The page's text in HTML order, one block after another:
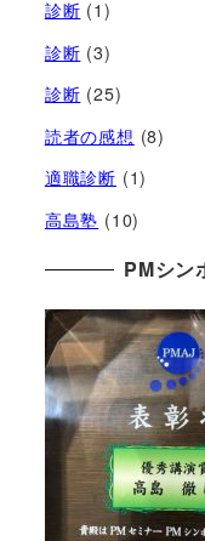
診断 (1)
診断 (3)
診断 (25)
読者の感想 (8)
適職診断 (1)
高島塾 (10)
PMシン